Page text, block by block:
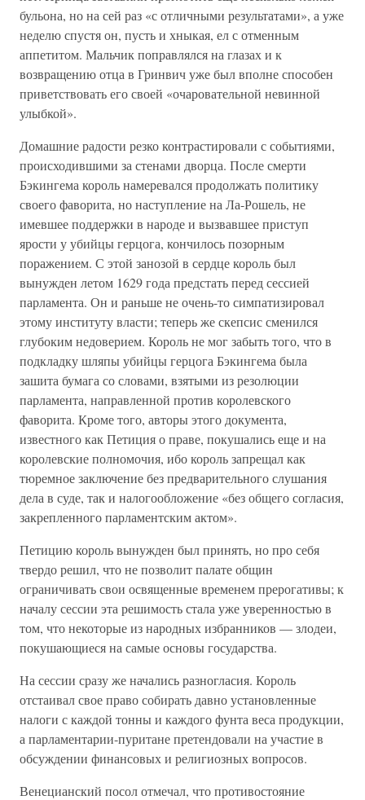
бульона, но на сей раз «с отличными результатами», а уже
неделю спустя он, пусть и хныкая, ел с отменным
аппетитом. Мальчик поправлялся на глазах и к
возвращению отца в Гринвич уже был вполне способен
приветствовать его своей «очаровательной невинной
улыбкой».
Домашние радости резко контрастировали с событиями,
происходившими за стенами дворца. После смерти
Бэкингема король намеревался продолжать политику
своего фаворита, но наступление на Ла-Рошель, не
имевшее поддержки в народе и вызвавшее приступ
ярости у убийцы герцога, кончилось позорным
поражением. С этой занозой в сердце король был
вынужден летом 1629 года предстать перед сессией
парламента. Он и раньше не очень-то симпатизировал
этому институту власти; теперь же скепсис сменился
глубоким недоверием. Король не мог забыть того, что в
подкладку шляпы убийцы герцога Бэкингема была
зашита бумага со словами, взятыми из резолюции
парламента, направленной против королевского
фаворита. Кроме того, авторы этого документа,
известного как Петиция о праве, покушались еще и на
королевские полномочия, ибо король запрещал как
тюремное заключение без предварительного слушания
дела в суде, так и налогообложение «без общего согласия,
закрепленного парламентским актом».
Петицию король вынужден был принять, но про себя
твердо решил, что не позволит палате общин
ограничивать свои освященные временем прерогативы; к
началу сессии эта решимость стала уже уверенностью в
том, что некоторые из народных избранников — злодеи,
покушающиеся на самые основы государства.
На сессии сразу же начались разногласия. Король
отстаивал свое право собирать давно установленные
налоги с каждой тонны и каждого фунта веса продукции,
а парламентарии-пуритане претендовали на участие в
обсуждении финансовых и религиозных вопросов.
Венецианский посол отмечал, что противостояние